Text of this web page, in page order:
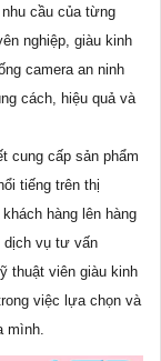
cầu của từng
nghiệp, giàu kinh
camera an ninh
cách, hiệu quả và
cung cấp sản phẩm
tiếng trên thị
hàng lên hàng
dịch vụ tư vấn
thuật viên giàu kinh
việc lựa chọn và
mình.